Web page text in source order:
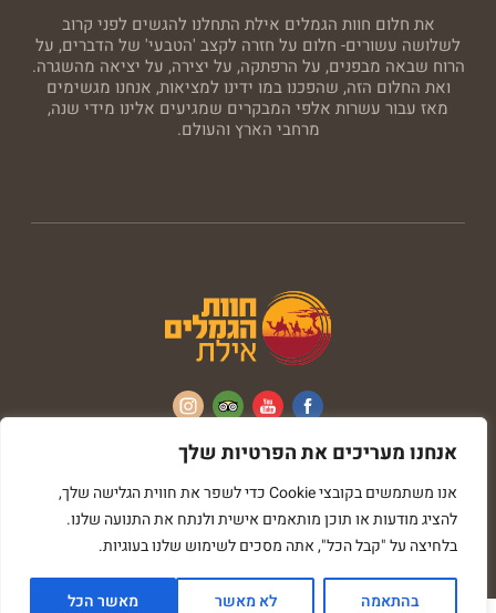
אנחנו מעריכים את הפרטיות שלך
אנו משתמשים בקובצי Cookie כדי לשפר את חווית הגלישה שלך,
להציג מודעות או תוכן מותאמים אישית ולנתח את התנועה שלנו.
בלחיצה על "קבל הכל", אתה מסכים לשימוש שלנו בעוגיות.
בהתאמה לא מאשר מאשר הכל
את חלום חוות הגמלים אילת התחלנו להגשים לפני קרוב
לשלושה עשורים- חלום על חזרה לקצב 'הטבעי' של הדברים, על
הרוח שבאה מבפנים, על הרפתקה, על יצירה, על יציאה מהשגרה.
ואת החלום הזה, שהפכנו במו ידינו למציאות, אנחנו מגשימים
מאז עבור עשרות אלפי המבקרים שמגיעים אלינו מידי שנה,
מרחבי הארץ והעולם.
בניית אתרים imark image
תחזוקת אתר - ספירו קריאטיב